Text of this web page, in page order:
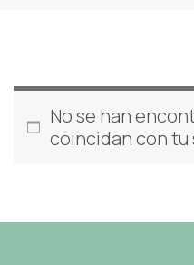
No se han
coincidan con tu